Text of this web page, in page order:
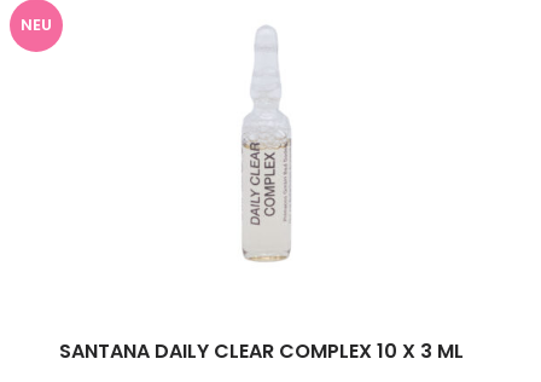
NEU
SANTANA DAILY CLEAR COMPLEX 10 X 3 ML